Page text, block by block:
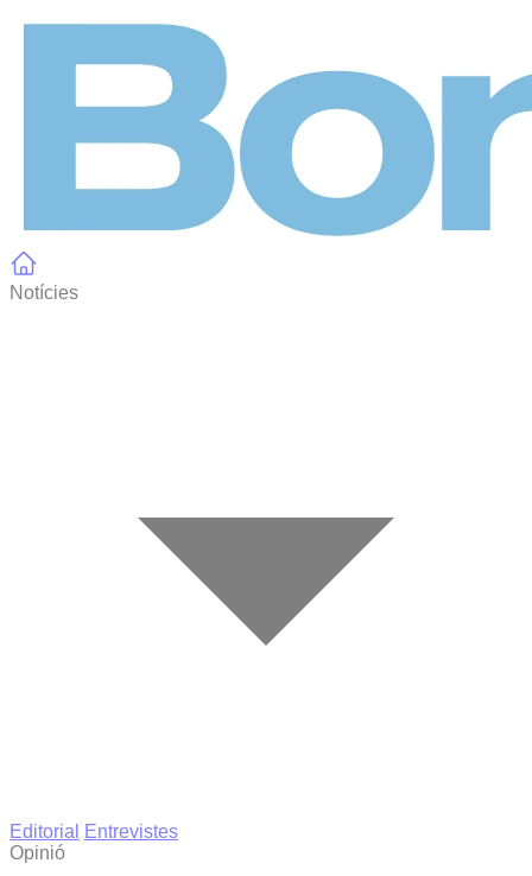
Notícies
Editorial
Entrevistes
Opinió